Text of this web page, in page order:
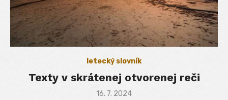
letecký slovník
Texty v skrátenej otvorenej reči
Posted
16. 7. 2024